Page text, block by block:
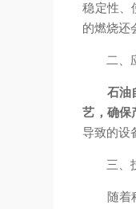
稳定性、
的燃烧还
二、
石油
艺，确保
导致的设
三、技
随着科